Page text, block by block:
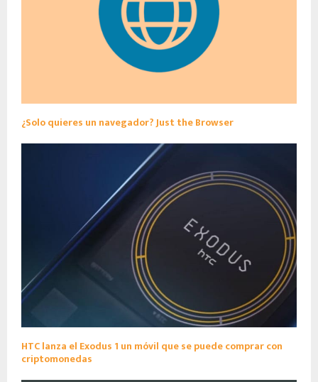
¿Solo quieres un navegador? Just the Browser
HTC lanza el Exodus 1 un móvil que se puede comprar con
criptomonedas